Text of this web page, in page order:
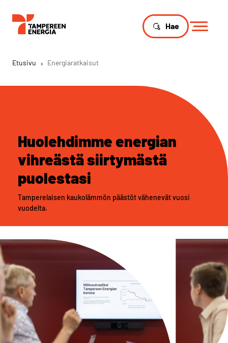
Hae
Etusivu › Energiaratkaisut
Huolehdimme energian
vihreästä siirtymästä
puolestasi
Tamperelaisen kaukolämmön päästöt vähenevät vuosi
vuodelta.